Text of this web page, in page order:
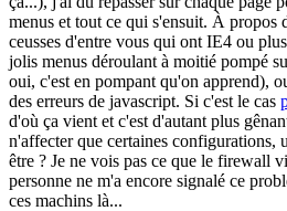
menus et tout ce qui s'ensuit. À propos
ceusses d'entre vous qui ont IE4 ou
jolis menus déroulant à moitié pompé
oui, c'est en pompant qu'on apprend),
des erreurs de javascript. Si c'est le cas
d'où ça vient et c'est d'autant plus
n'affecter que certaines configurations,
être ? Je ne vois pas ce que le firewall
personne ne m'a encore signalé ce
ces machins là...